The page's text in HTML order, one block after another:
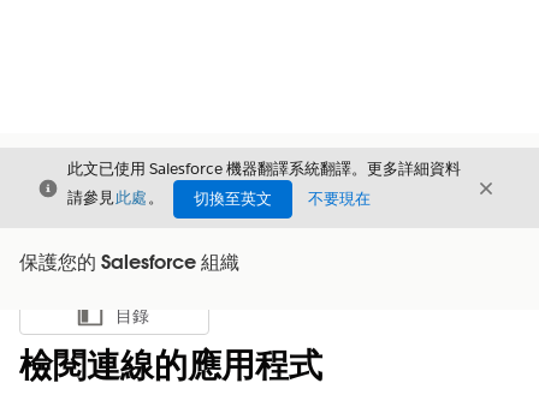
結束
此文已使用 Salesforce 機器翻譯系統翻譯。更多詳細資料
請參見此處。 切換至英文 不要現在 結束
保護您的 Salesforce 組織
顯示目錄
目錄
檢閱連線的應用程式